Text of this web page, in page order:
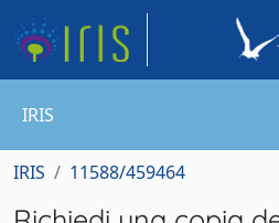
IRIS
IRIS 11588/459464